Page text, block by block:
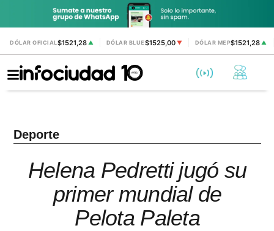
DÓLAR OFICIAL$1521,28 ▲ DÓLAR BLUE$1525,00 ▼ DÓLAR MEP$1521,28▲
Deporte
Helena Pedretti jugó su
primer mundial de
Pelota Paleta